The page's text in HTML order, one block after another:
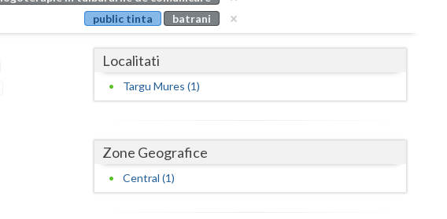
Buzau
Cluj
Covasna
Dambovita
public tinta
batrani
Localitati
Targu Mures (1)
Zone Geografice
Central (1)